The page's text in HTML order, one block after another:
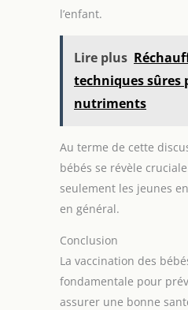
l’enfant.
Lire plus
techniques sûres
nutriments
Au terme de cette
bébés se révèle
seulement les jeunes
en général.
Conclusion
La vaccination des
fondamentale pour
assurer une bonne